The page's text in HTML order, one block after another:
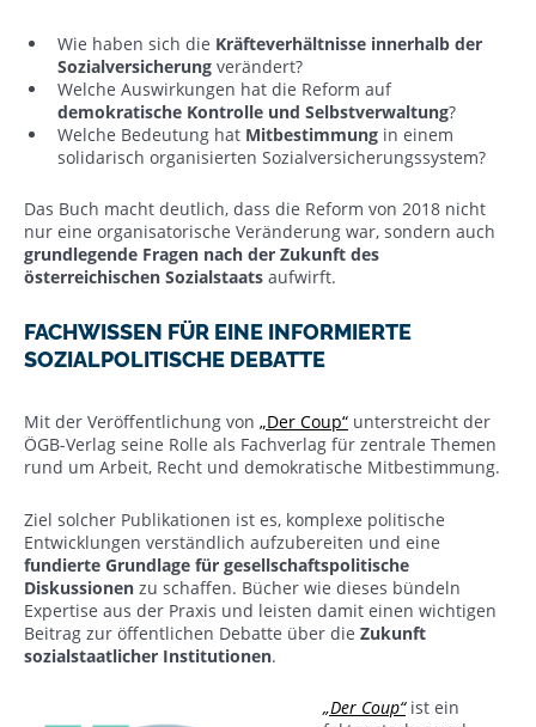
Wie haben sich die Kräfteverhältnisse innerhalb der
Sozialversicherung verändert?
Welche Auswirkungen hat die Reform auf
demokratische Kontrolle und Selbstverwaltung?
Welche Bedeutung hat Mitbestimmung in einem
solidarisch organisierten Sozialversicherungssystem?
Das Buch macht deutlich, dass die Reform von 2018 nicht
nur eine organisatorische Veränderung war, sondern auch
grundlegende Fragen nach der Zukunft des
österreichischen Sozialstaats aufwirft.
FACHWISSEN FÜR EINE INFORMIERTE
SOZIALPOLITISCHE DEBATTE
Mit der Veröffentlichung von „Der Coup“ unterstreicht der
ÖGB-Verlag seine Rolle als Fachverlag für zentrale Themen
rund um Arbeit, Recht und demokratische Mitbestimmung.
Ziel solcher Publikationen ist es, komplexe politische
Entwicklungen verständlich aufzubereiten und eine
fundierte Grundlage für gesellschaftspolitische
Diskussionen zu schaffen. Bücher wie dieses bündeln
Expertise aus der Praxis und leisten damit einen wichtigen
Beitrag zur öffentlichen Debatte über die Zukunft
sozialstaatlicher Institutionen.
„Der Coup“ist ein